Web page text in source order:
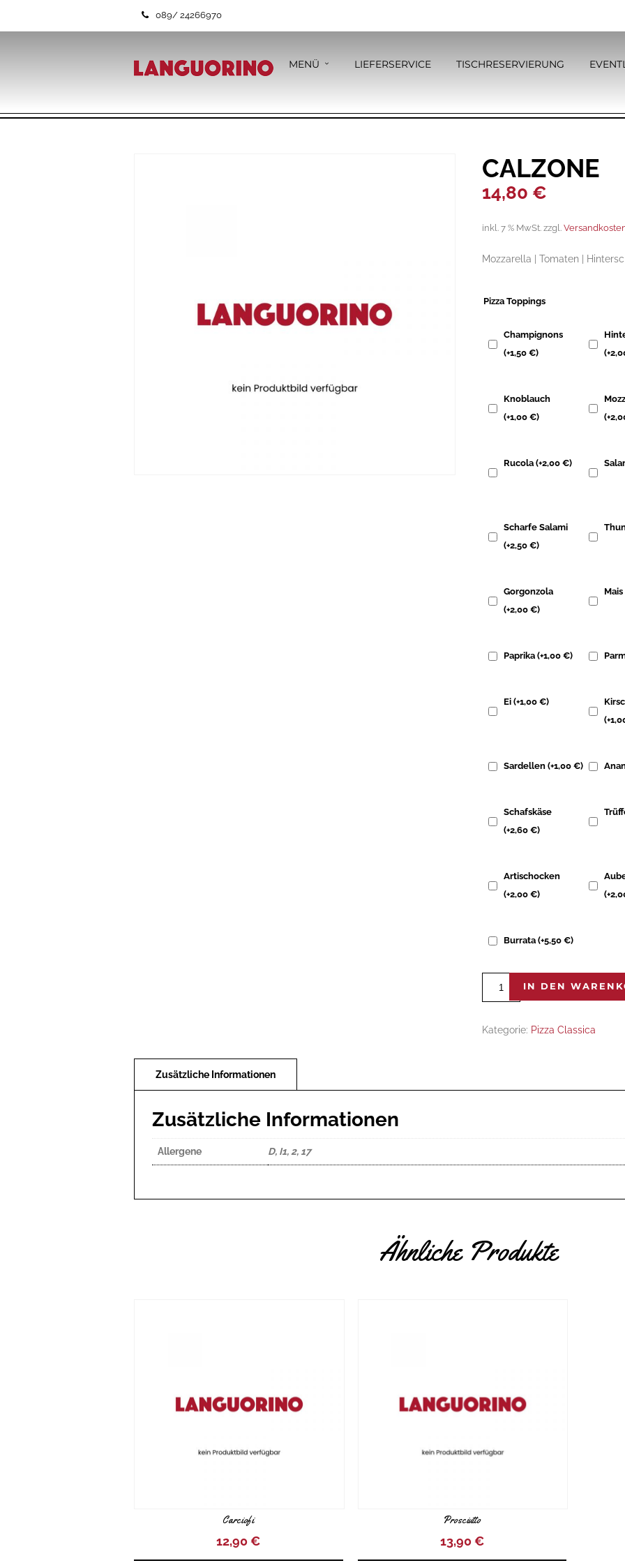
089/ 24266970
MENÜ LIEFERSERVICE TISCHRESERVIERUNG
CALZONE
14,80 €
inkl. 7 % MwSt. zzgl.
Mozzarella | Tomaten |
Pizza Toppings
Champignons
(+1,50€)
(+
Knoblauch
(+1,00€)
(+
Rucola(+2,00€)
Scharfe Salami
(+2,50€)
Gorgonzola
(+2,00€)
Mais
Paprika(+1,00€)
Ei(+1,00€)
(+
Sardellen(+1,00€)
Schafskäse
(+2,60€)
Artischocken
(+2,00€)
(+
Burrata(+5,50€)
IN DEN
Kategorie: Pizza Classica
Zusätzliche Informationen
Allergene D, I1, 2, 17
Ähnliche Produkte
Carciofi
12,90€
Prosciutto
13,90€